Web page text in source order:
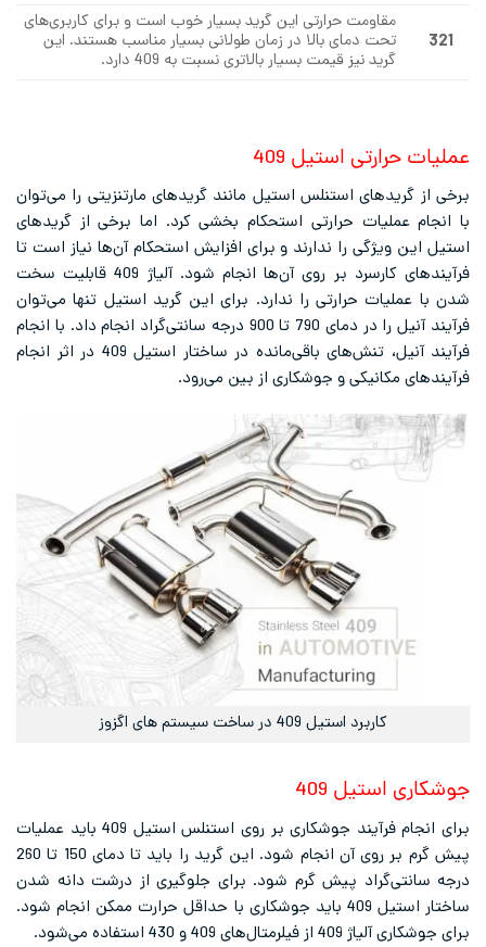
مقاومت حرارتی این گرید بسیار خوب است و برای کاربری‌های
تحت دمای بالا در زمان طولانی بسیار مناسب هستند. این
گرید نیز قیمت بسیار بالاتری نسبت به 409 دارد.
حرارتی استیل 409
گریدهای استنلس استیل مانند گریدهای مارتنزیتی را می‌توان
عملیات حرارتی استحکام بخشی کرد. اما برخی از گریدهای
ویژگی را ندارند و برای افزایش استحکام آن‌ها نیاز است تا
فرآیندهای کارسرد بر روی آن‌ها انجام شود. آلیاژ 409 قابلیت سخت
عملیات حرارتی را ندارد. برای این گرید استیل تنها می‌توان
فرآیند آنیل را در دمای 790 تا 900 درجه سانتی‌گراد انجام داد. با انجام
فرآیند آنیل، تنش‌های باقی‌مانده در ساختار استیل 409 در اثر انجام
مکانیکی و جوشکاری از بین می‌رود.
کاربرد استیل 409 در ساخت سیستم های اگزوز
استیل 409
برای انجام فرآیند جوشکاری بر روی استنلس استیل 409 باید عملیات
پیش ‌گرم بر روی آن انجام شود. این گرید را باید تا دمای 150 تا 260
پیش گرم شود. برای جلوگیری از درشت دانه شدن
ساختار استیل 409 باید جوشکاری با حداقل حرارت ممکن انجام شود.
از فیلرمتال‌های 409 و 430 استفاده می‌شود.